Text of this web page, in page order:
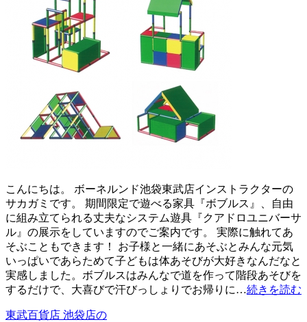
こんにちは。 ボーネルンド池袋東武店インストラクターの
サカガミです。 期間限定で遊べる家具『ボブルス』、自由
に組み立てられる丈夫なシステム遊具『クアドロユニバーサ
ル』の展示をしていますのでご案内です。 実際に触れてあ
そぶこともできます！ お子様と一緒にあそぶとみんな元気
いっぱいであらためて子どもは体あそびが大好きなんだなと
実感しました。ボブルスはみんなで道を作って階段あそびを
するだけで、大喜びで汗びっしょりでお帰りに…続きを読む
東武百貨店 池袋店の